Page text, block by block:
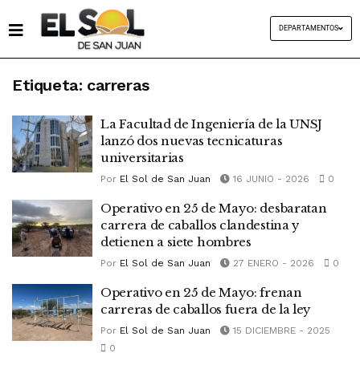
DEPARTAMENTOS
Etiqueta: carreras
La Facultad de Ingeniería de la UNSJ
lanzó dos nuevas tecnicaturas
universitarias
Por El Sol de San Juan 16 JUNIO - 2026 0
Operativo en 25 de Mayo: desbaratan
carrera de caballos clandestina y
detienen a siete hombres
Por El Sol de San Juan 27 ENERO - 2026 0
Operativo en 25 de Mayo: frenan
carreras de caballos fuera de la ley
Por El Sol de San Juan
15 DICIEMBRE - 2025
0